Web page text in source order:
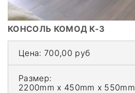
КОНСОЛЬ КОМОД К-3
Цена: 700,00 руб
Размер:
2200mm x 450mm x 550mm